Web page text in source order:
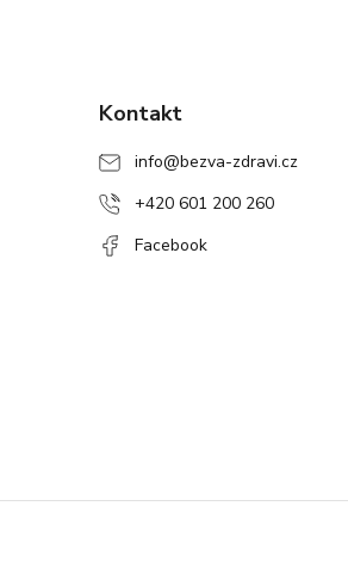
Kontakt
info@bezva-zdravi.cz
+420 601 200 260
Facebook